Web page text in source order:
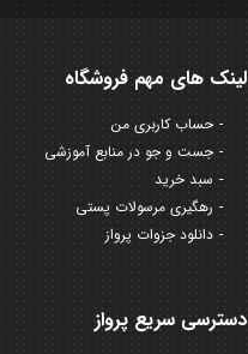
لینک های مهم فروشگاه
حساب کاربری من
جست و جو در منابع آموزشی
سبد خرید
رهگیری مرسولات پستی
دانلود جزوات پرواز
دسترسی سریع پرواز